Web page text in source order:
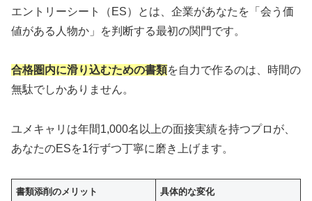
エントリーシート（ES）とは、企業があなたを「会う価
値がある人物か」を判断する最初の関門です。
合格圏内に滑り込むための書類を自力で作るのは、時間の
無駄でしかありません。
ユメキャリは年間1,000名以上の面接実績を持つプロが、
あなたのESを1行ずつ丁寧に磨き上げます。
書類添削のメリット 具体的な変化